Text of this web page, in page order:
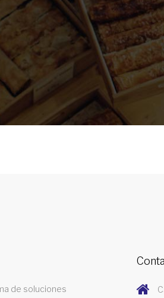
de soluciones